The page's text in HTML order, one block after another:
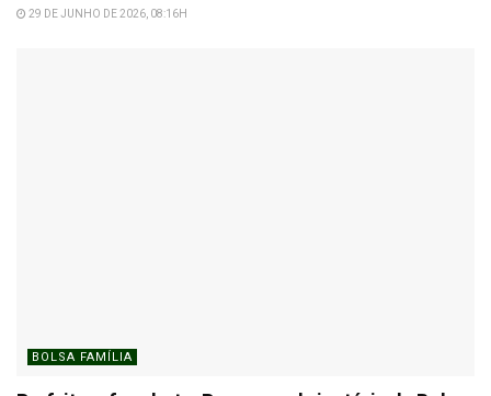
29 DE JUNHO DE 2026, 08:16H
BOLSA FAMÍLIA